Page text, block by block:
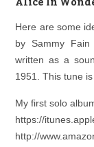
Área
Here are some
by Sammy
written as a
1951. This tune
My first solo
https://
http://